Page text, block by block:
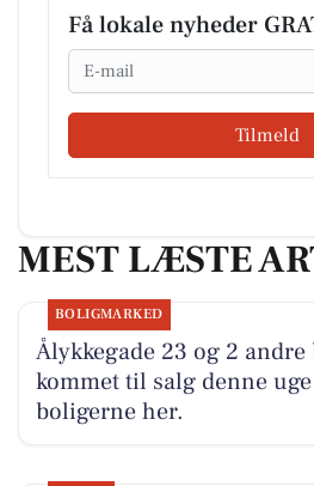
Få lokale nyheder
Email
Tilmeld
MEST LÆSTE
BOLIGMARKED
Ålykkegade 23 og 2
kommet til salg denne
boligerne her.